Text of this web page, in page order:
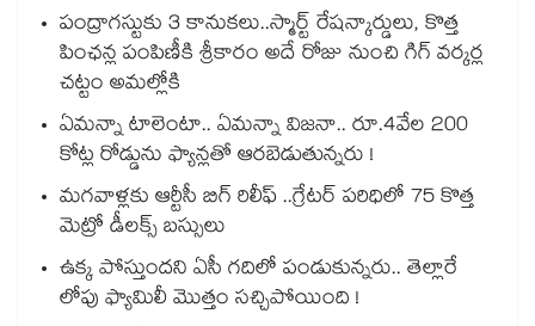
పంద్రాగస్టుకు 3 కానుకలు..స్మార్ట్ రేషన్కార్డులు, కొత్త
పింఛన్ల పంపిణీకి శ్రీకారం అదే రోజు నుంచి గిగ్ వర్కర్ల
చట్టం అమల్లోకి
ఏమన్నా టాలెంటా.. ఏమన్నా విజనా.. రూ.4వేల 200
కోట్ల రోడ్డును ఫ్యాన్లతో ఆరబెడుతున్నరు !
మగవాళ్లకు ఆర్టీసీ బిగ్ రిలీఫ్ ..గ్రేటర్ పరిధిలో 75 కొత్త
మెట్రో డీలక్స్ బస్సులు
ఉక్క పోస్తుందని ఏసీ గదిలో పండుకున్నరు.. తెల్లారే
లోపు ఫ్యామిలీ మొత్తం సచ్చిపోయింది !